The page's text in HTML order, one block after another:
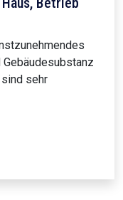
Gebäudesubstanz
sehr